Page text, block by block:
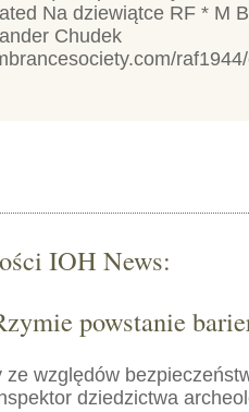
Na dziewiątce RF * M
Chudek
IOH News:
powstanie
względów
dziedzictwa